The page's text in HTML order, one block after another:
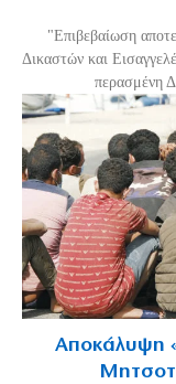
"Επιβεβαίωση
Δικαστών και
περασμένη
Αποκάλυψη